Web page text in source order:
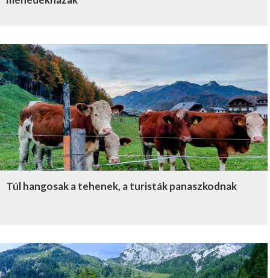
Túl hangosak a tehenek, a turisták panaszkodnak